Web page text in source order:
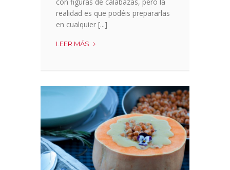
realidad es que podéis prepararlas
en cualquier [...]
LEER MÁS